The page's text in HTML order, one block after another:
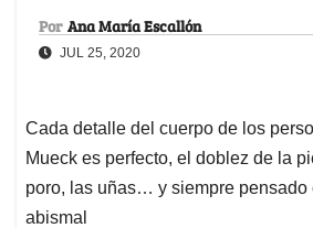
Por Ana María Escallón
JUL 25, 2020
Cada detalle del cuerpo de los
Mueck es perfecto, el doblez de la
poro, las uñas… y siempre pensado
abismal